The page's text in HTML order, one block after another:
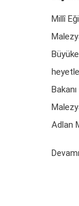
Millî
Adlan
Devamı